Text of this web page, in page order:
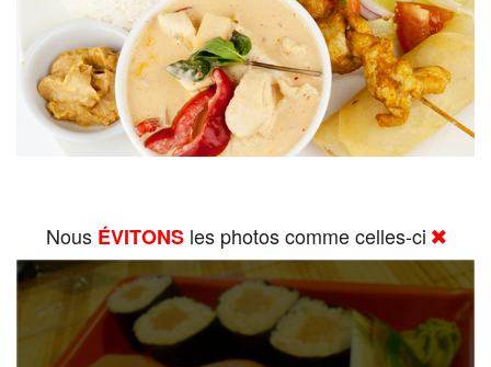
Nous ÉVITONSles photos comme celles-ci